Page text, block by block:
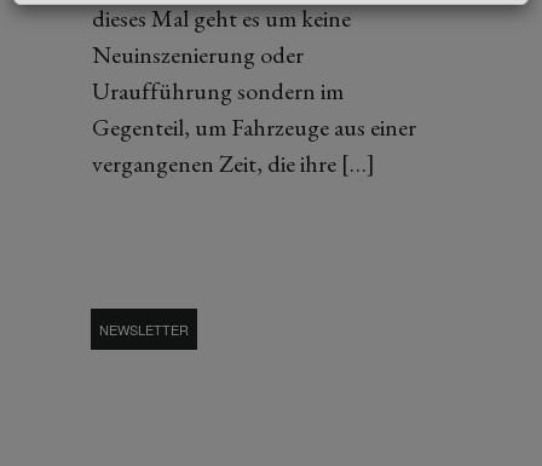
dieses Mal geht es um keine
Neuinszenierung oder
Uraufführung sondern im
Gegenteil, um Fahrzeuge aus einer
vergangenen Zeit, die ihre […]
NEWSLETTER